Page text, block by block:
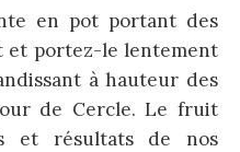
en pot portant des
et portez-le lentement
à hauteur des
de Cercle. Le fruit
et résultats de nos